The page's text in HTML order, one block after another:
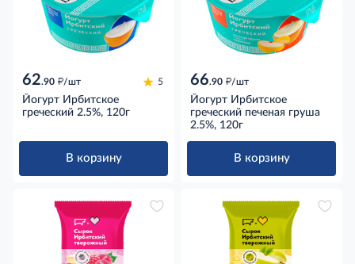
62.90 д/шт 5
Йогурт Ирбитское
греческий 2.5%, 120г
В корзину
66.90 д/шт
Йогурт Ирбитское
греческий печеная груша
2.5%, 120г
В корзину